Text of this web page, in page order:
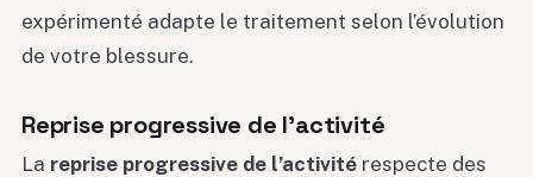
expérimenté adapte le traitement selon l’évolution
de votre blessure.
Reprise progressive de l’activité
La reprise progressive de l’activité respecte des